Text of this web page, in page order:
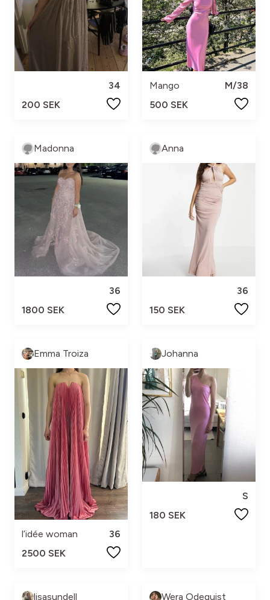
34
200 SEK
Mango
M/38
500 SEK
Madonna
36
1800 SEK
Anna
36
150 SEK
Emma Troiza
l’idée woman
36
2500 SEK
Johanna
S
180 SEK
lisasundell Wera Odequist